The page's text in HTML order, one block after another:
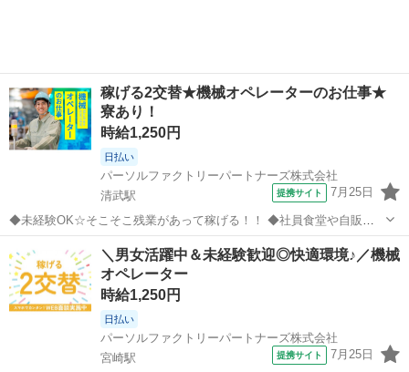
稼げる2交替★機械オペレーターのお仕事★
寮あり！
時給1,250円
日払い
パーソルファクトリーパートナーズ株式会社
清武駅
提携サイト 7月25日
◆未経験OK☆そこそこ残業があって稼げる！！ ◆社員食堂や自販機
もあり◎過ごしやすい環境です☆ ◆水道光熱費込みで寮費19300円の
寮あり！ 宮崎市清武町にある、 半導体部品メーカー工場内でのお仕事
です！ LSI/モジュー...
清武駅 工場
＼男女活躍中＆未経験歓迎◎快適環境♪／機械
オペレーター
時給1,250円
日払い
パーソルファクトリーパートナーズ株式会社
宮崎駅
提携サイト 7月25日